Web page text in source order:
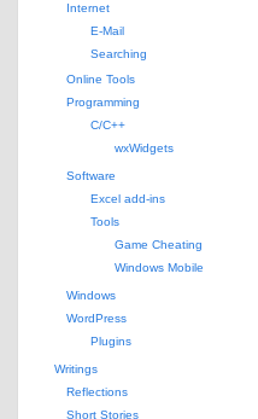
Internet
E-Mail
Searching
Online Tools
Programming
C/C++
wxWidgets
Software
Excel add-ins
Tools
Game Cheating
Windows Mobile
Windows
WordPress
Plugins
Writings
Reflections
Short Stories